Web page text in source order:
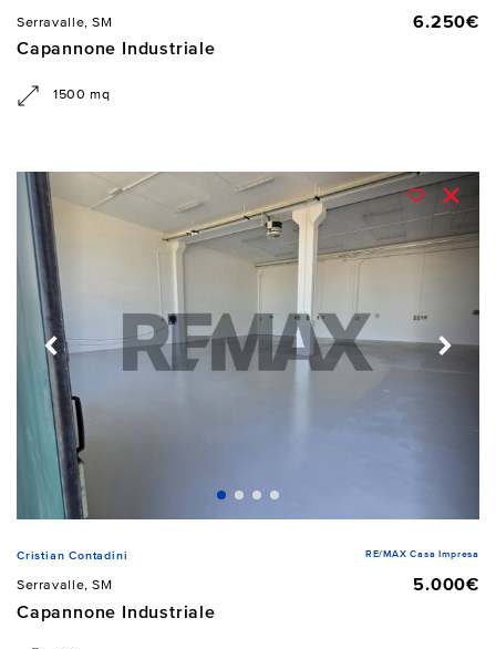
Serravalle, SM
6.250€
Capannone Industriale
1500 mq
Cristian Contadini RE/MAX Casa Impresa
Serravalle, SM
5.000€
Capannone Industriale